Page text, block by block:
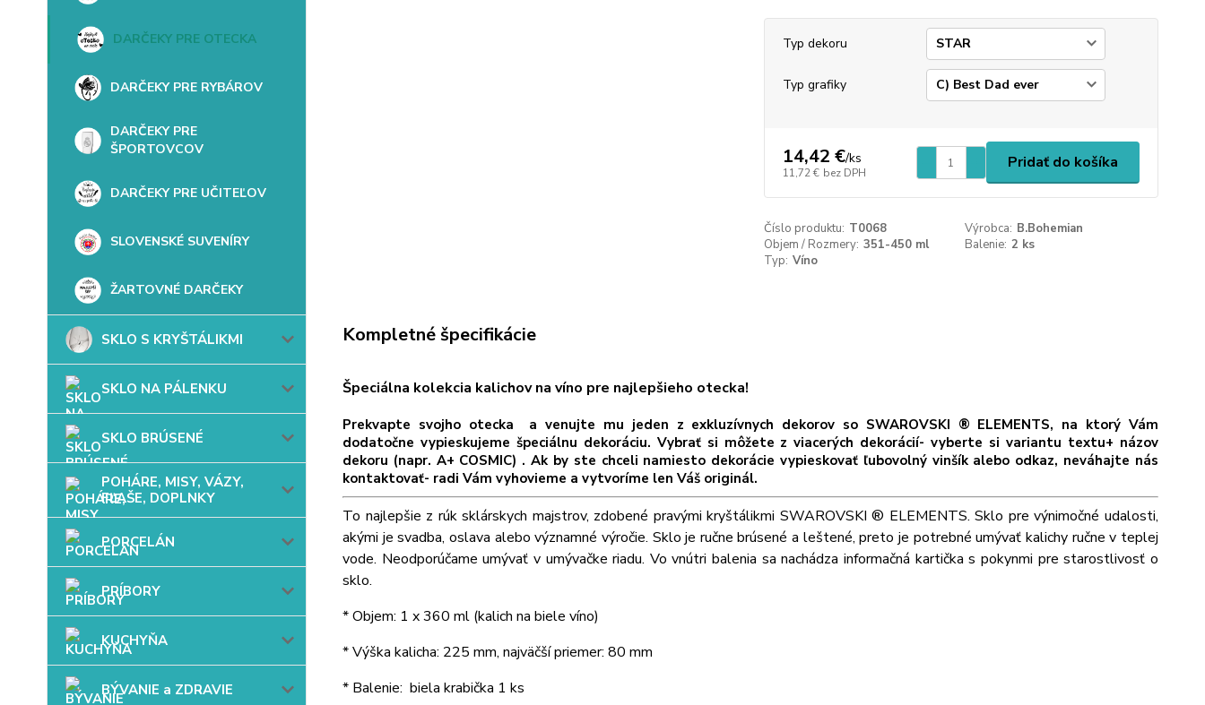
DARČEKY PRE OTECKA
DARČEKY PRE RYBÁROV
DARČEKY PRE
ŠPORTOVCOV
DARČEKY PRE UČITEĽOV
SLOVENSKÉ SUVENÍRY
ŽARTOVNÉ DARČEKY
SKLO S KRYŠTÁLIKMI
SKLO NA PÁLENKU
SKLO BRÚSENÉ
POHÁRE, MISY, VÁZY,
FĽAŠE, DOPLNKY
PORCELÁN
PRÍBORY
KUCHYŇA
BÝVANIE a ZDRAVIE
Typ dekoru
Typ grafiky
14,42 €/ks
11,72 € bez DPH
Pridať do košíka
Číslo produktu: T0068 Výrobca: B.Bohemian
Objem / Rozmery: 351-450 ml Balenie: 2 ks
Typ: Víno
Kompletné špecifikácie
Špeciálna kolekcia kalichov na víno pre najlepšieho otecka!
Prekvapte svojho otecka a venujte mu jeden z exkluzívnych dekorov so SWAROVSKI ® ELEMENTS, na ktorý Vám
dodatočne vypieskujeme špeciálnu dekoráciu. Vybrať si môžete z viacerých dekorácií- vyberte si variantu textu+ názov
dekoru (napr. A+ COSMIC) . Ak by ste chceli namiesto dekorácie vypieskovať ľubovolný vinšík alebo odkaz, neváhajte nás
kontaktovať- radi Vám vyhovieme a vytvoríme len Váš originál.
To najlepšie z rúk sklárskych majstrov, zdobené pravými kryštálikmi SWAROVSKI ® ELEMENTS. Sklo pre výnimočné udalosti,
akými je svadba, oslava alebo významné výročie. Sklo je ručne brúsené a leštené, preto je potrebné umývať kalichy ručne v teplej
vode. Neodporúčame umývať v umývačke riadu. Vo vnútri balenia sa nachádza informačná kartička s pokynmi pre starostlivosť o
sklo.
* Objem: 1 x 360 ml (kalich na biele víno)
* Výška kalicha: 225 mm, najväčší priemer: 80 mm
* Balenie: biela krabička 1 ks